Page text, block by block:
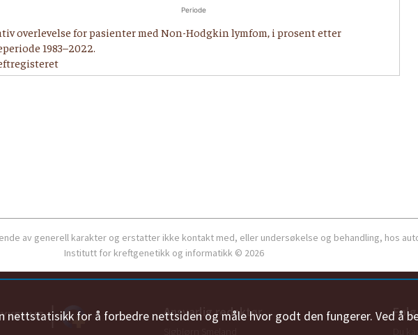
nettstatisikk for å forbedre nettsiden og måle hvor godt den fungerer. Ved å
Periode
overlevelse for pasienter med Non-Hodgkin lymfom, i prosent etter
1983–2022.
av generell karakter og erstatter ikke kontakt med, eller undersøkelse og behandling, hos
Institutt for kreftgenetikk og informatikk © 2026
Ansvarlig redaktør